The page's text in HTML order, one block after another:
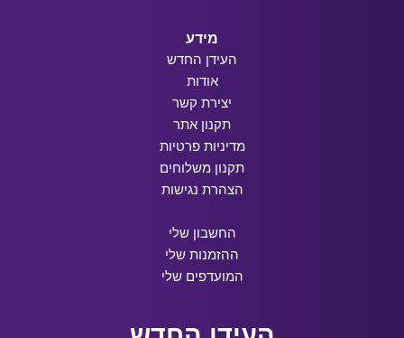
מידע
העידן החדש
אודות
יצירת קשר
תקנון אתר
מדיניות פרטיות
תקנון משלוחים
הצהרת נגישות
החשבון שלי
ההזמנות שלי
המועדפים שלי